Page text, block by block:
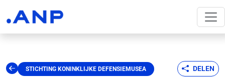
STICHTING KONINKLIJKE DEFENSIEMUSEA DELEN